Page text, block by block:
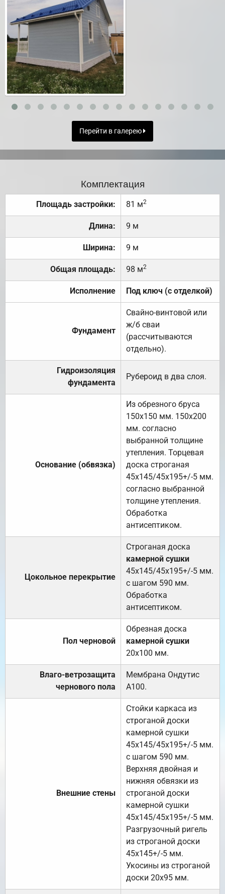
Перейти в галерею
Комплектация
Площадь застройки: 81 м2
Длина: 9 м
Ширина: 9 м
Общая площадь: 98 м2
Исполнение Под ключ (с отделкой)
Фундамент
Свайно-винтовой или
ж/б сваи
(рассчитываются
отдельно).
Гидроизоляция
фундамента
Рубероид в два слоя.
Основание (обвязка)
Из обрезного бруса
150х150 мм. 150х200
мм. согласно
выбранной толщине
утепления. Торцевая
доска строганая
45х145/45х195+/-5 мм.
согласно выбранной
толщине утепления.
Обработка
антисептиком.
Цокольное перекрытие
Строганая доска
камерной сушки
45х145/45х195+/-5 мм.
с шагом 590 мм.
Обработка
антисептиком.
Пол черновой
Обрезная доска
камерной сушки
20х100 мм.
Влаго-ветрозащита
чернового пола
Мембрана Ондутис
А100.
Внешние стены
Стойки каркаса из
строганой доски
камерной сушки
45х145/45х195+/-5 мм.
с шагом 590 мм.
Верхняя двойная и
нижняя обвязки из
строганой доски
камерной сушки
45х145/45х195+/-5 мм.
Разгрузочный ригель
из строганой доски
45х145+/-5 мм.
Укосины из строганой
доски 20х95 мм.